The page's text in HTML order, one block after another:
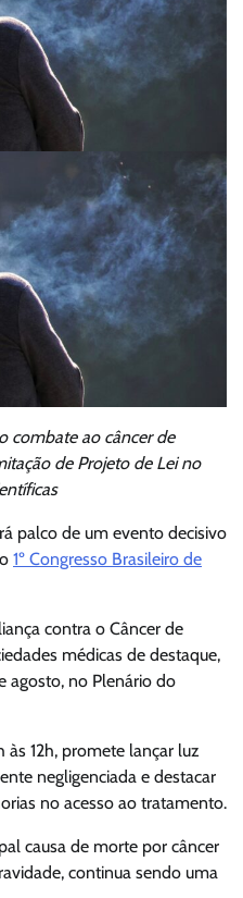
combate ao câncer de
de Projeto de Lei no
palco de um evento decisivo
1º Congresso Brasileiro de
contra o Câncer de
médicas de destaque,
agosto, no Plenário do
às 12h, promete lançar luz
negligenciada e destacar
no acesso ao tratamento.
causa de morte por câncer
continua sendo uma